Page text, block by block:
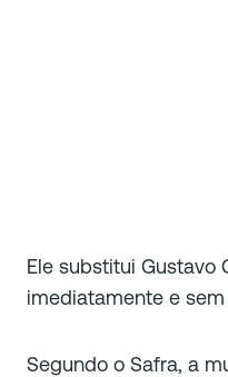
Ele substitui Gustavo
imediatamente e
Segundo o Safra, a